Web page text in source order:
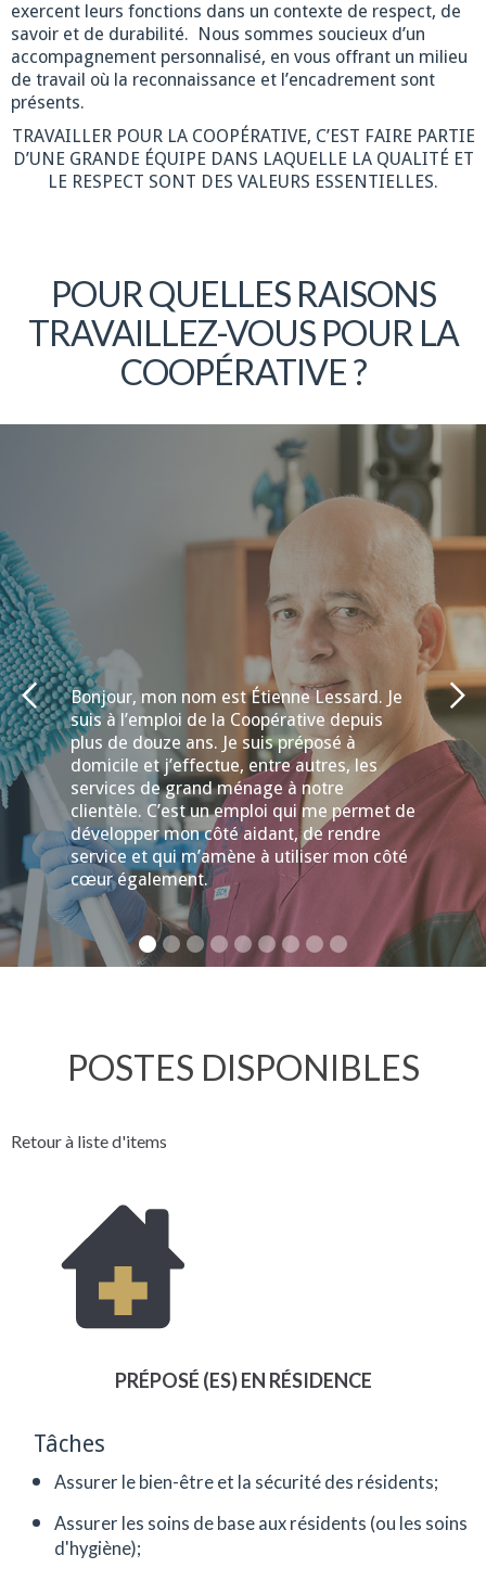
exercent leurs fonctions dans un contexte de respect, de
savoir et de durabilité. Nous sommes soucieux d’un
accompagnement personnalisé, en vous offrant un milieu
de travail où la reconnaissance et l’encadrement sont
présents.
TRAVAILLER POUR LA COOPÉRATIVE, C’EST FAIRE PARTIE
D’UNE GRANDE ÉQUIPE DANS LAQUELLE LA QUALITÉ ET
LE RESPECT SONT DES VALEURS ESSENTIELLES.
POUR QUELLES RAISONS
TRAVAILLEZ-VOUS POUR LA
COOPÉRATIVE ?
Bonjour, mon nom est Étienne Lessard. Je
suis à l’emploi de la Coopérative depuis
plus de douze ans. Je suis préposé à
domicile et j’effectue, entre autres, les
services de grand ménage à notre
clientèle. C’est un emploi qui me permet de
développer mon côté aidant, de rendre
service et qui m’amène à utiliser mon côté
cœur également.
POSTES DISPONIBLES
Retour à liste d'items
PRÉPOSÉ (ES) EN RÉSIDENCE
Tâches
Assurer le bien-être et la sécurité des résidents;
Assurer les soins de base aux résidents (ou les soins
d'hygiène);